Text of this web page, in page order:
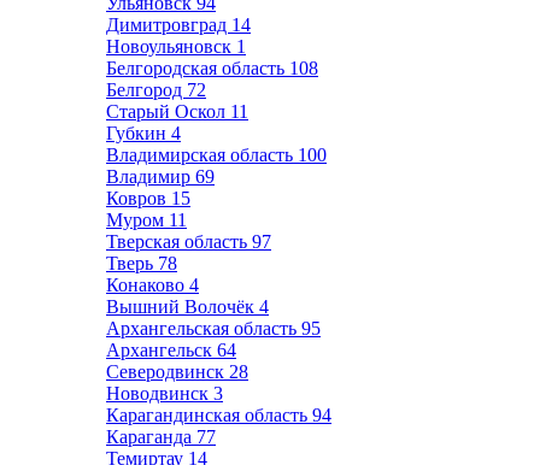
Димитровград 14
Новоульяновск 1
Белгородская область 108
Белгород 72
Старый Оскол 11
Губкин 4
Владимирская область 100
Владимир 69
Ковров 15
Муром 11
Тверская область 97
Тверь 78
Конаково 4
Вышний Волочёк 4
Архангельская область 95
Архангельск 64
Северодвинск 28
Новодвинск 3
Карагандинская область 94
Караганда 77
Темиртау 14